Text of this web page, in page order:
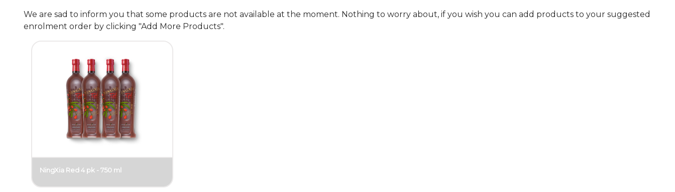
Sommer ein beliebter Zusatz.
We are sad to inform you that some products are not available at the moment. Nothing to worry about, if you wish you can add products to your suggested
enrolment order by clicking "Add More Products".
NingXia Red 4 pk - 750 ml